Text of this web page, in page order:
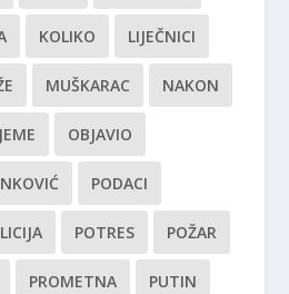
KOLIKO LIJEČNICI
MUŠKARAC NAKON
OBJAVIO
PODACI
POTRES POŽAR
PROMETNA PUTIN